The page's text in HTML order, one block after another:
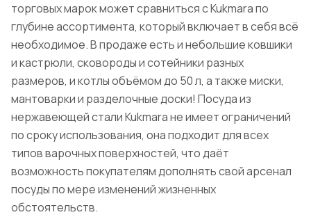
торговых марок может сравниться с Kukmara по
глубине ассортимента, который включает в себя всё
необходимое. В продаже есть и небольшие ковшики
и кастрюли, сковороды и сотейники разных
размеров, и котлы объёмом до 50 л, а также миски,
мантоварки и разделочные доски! Посуда из
нержавеющей стали Kukmara не имеет ограничений
по сроку использования, она подходит для всех
типов варочных поверхностей, что даёт
возможность покупателям дополнять свой арсенал
посуды по мере изменений жизненных
обстоятельств.